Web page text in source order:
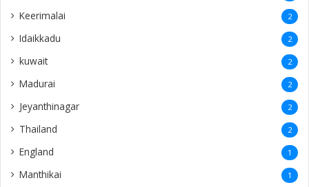
Keerimalai 2
Idaikkadu 2
kuwait 2
Madurai 2
Jeyanthinagar 2
Thailand 2
England 1
Manthikai 1